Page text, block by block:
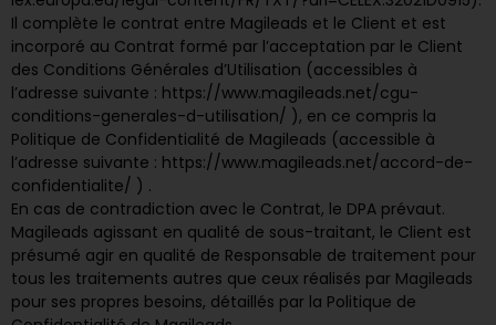
Il complète le contrat entre Magileads et le Client et est
incorporé au Contrat formé par l’acceptation par le Client
des Conditions Générales d’Utilisation (accessibles à
l’adresse suivante : https://www.magileads.net/cgu-
conditions-generales-d-utilisation/ ), en ce compris la
Politique de Confidentialité de Magileads (accessible à
l’adresse suivante : https://www.magileads.net/accord-de-
confidentialite/ ) .
En cas de contradiction avec le Contrat, le DPA prévaut.
Magileads agissant en qualité de sous-traitant, le Client est
présumé agir en qualité de Responsable de traitement pour
tous les traitements autres que ceux réalisés par Magileads
pour ses propres besoins, détaillés par la Politique de